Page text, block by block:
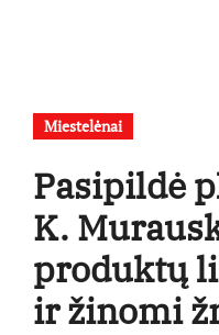
Miestelėnai
Pasipildė
K.
produktų
ir žinomi